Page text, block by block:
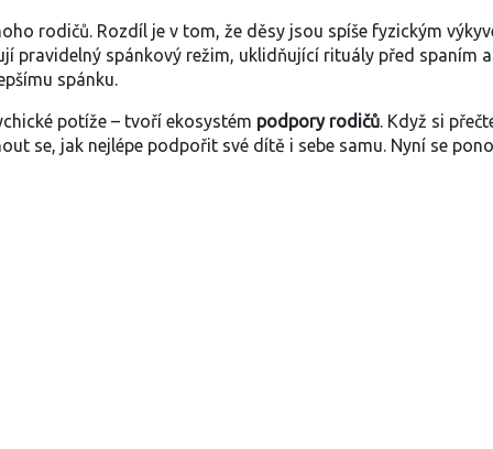
rodičů. Rozdíl je v tom, že děsy jsou spíše fyzickým
pravidelný spánkový režim, uklidňující rituály před spaním
spánku.
potíže – tvoří ekosystém podpory rodičů. Když si
se, jak nejlépe podpořit své dítě i sebe samu. Nyní se